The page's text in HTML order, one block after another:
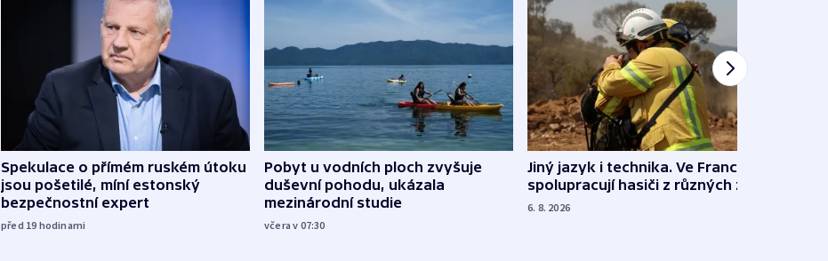
Spekulace o přímém ruském útoku
jsou pošetilé, míní estonský
bezpečnostní expert
před 19 hodinami
Pobyt u vodních ploch zvyšuje
duševní pohodu, ukázala
mezinárodní studie
včera v 07:30
Jiný jazyk i technika. Ve Francii
spolupracují hasiči z různých zemí
6. 8. 2026